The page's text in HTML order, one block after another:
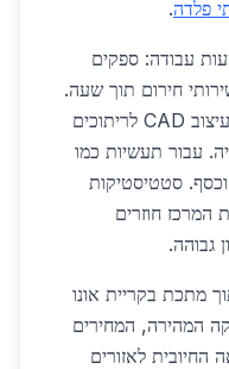
פלדה.
עבודה: ספקים
בשנת 2026, עם שירותי חירום תוך שעה.
הם מציעים גם ייעוץ הנדסי חינם, עיצוב CAD לריתוכים
עבור תעשיות כמו
סטטיסטיקות
85% מלקוחות המרכז חוזרים
גבוהה.
מתכת בקריית אונו
המהירה, המחירים
החיובית לאזורים